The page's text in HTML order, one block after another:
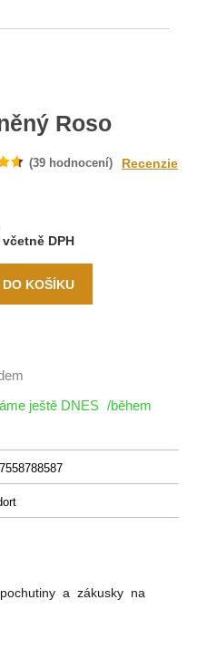
Roso
(39 hodnocení) Recenzie
včetně DPH
ještě DNES /během
a zákusky na